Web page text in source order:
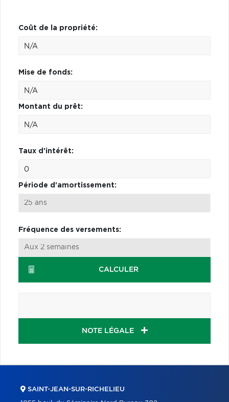
Coût de la propriété:
Mise de fonds:
Montant du prêt:
Taux d'intérêt:
Période d'amortissement:
Fréquence des versements:
CALCULER
NOTE LÉGALE
SAINT-JEAN-SUR-RICHELIEU